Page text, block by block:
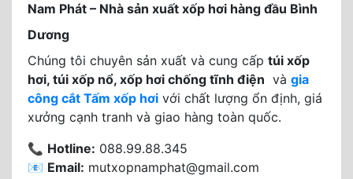
Nam Phát – Nhà sản xuất xốp hơi hàng đầu Bình
Dương
Chúng tôi chuyên sản xuất và cung cấp túi xốp
hơi, túi xốp nổ, xốp hơi chống tĩnh điện và gia
công cắt Tấm xốp hơi với chất lượng ổn định, giá
xưởng cạnh tranh và giao hàng toàn quốc.
📞 Hotline: 088.99.88.345
📧 Email: mutxopnamphat@gmail.com